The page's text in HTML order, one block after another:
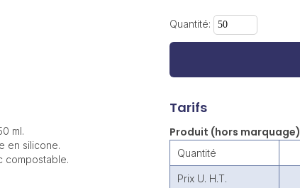
Quantité:
ml.
en silicone.
compostable.
Tarifs
Produit (hors marquage)
Quantité
Prix U. H.T.